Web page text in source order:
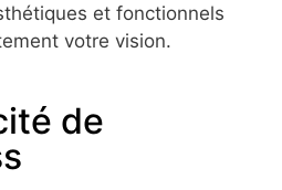
et fonctionnels
votre vision.
de